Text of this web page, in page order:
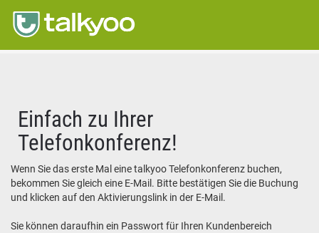
Einfach zu Ihrer
Telefonkonferenz!
Wenn Sie das erste Mal eine talkyoo Telefonkonferenz buchen,
bekommen Sie gleich eine E-Mail. Bitte bestätigen Sie die Buchung
und klicken auf den Aktivierungslink in der E-Mail.
Sie können daraufhin ein Passwort für Ihren Kundenbereich